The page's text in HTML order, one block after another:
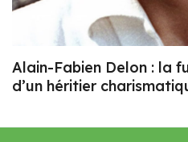
Alain-Fabien Delon : la
d’un héritier